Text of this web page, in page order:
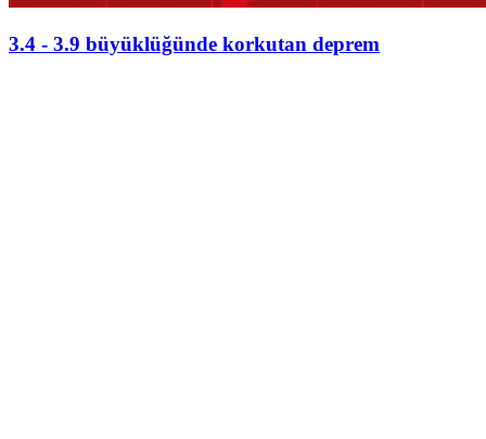
3.4 - 3.9 büyüklüğünde korkutan deprem